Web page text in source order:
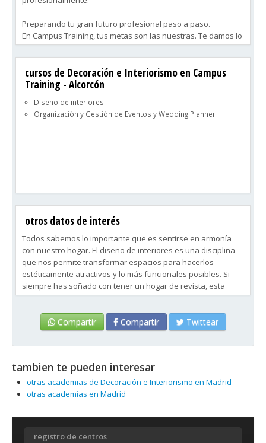
Preparando tu gran futuro profesional paso a paso.
En Campus Training, tus metas son las nuestras. Te damos lo
necesario para que, al terminar tu preparación, trabajes en
tu campo y emprendas tu carrera profesional. Ya sea crecer
en tu empresa, buscar nuevas oportunidades o ampliar
conocimientos, te apoyamos en cada etapa. Nuestro objetivo
Un equipo de especialistas siempre a tu lado.
cursos de Decoración e Interiorismo en Campus
Training - Alcorcón
Diseño de interiores
Organización y Gestión de Eventos y Wedding Planner
otros datos de interés
Todos sabemos lo importante que es sentirse en armonía
con nuestro hogar. El diseño de interiores es una disciplina
que nos permite transformar espacios para hacerlos
estéticamente atractivos y lo más funcionales posibles. Si
siempre has soñado con tener un hogar de revista, esta
formación es perfecta para ti.
Campus Training te acerca su curso de Diseño de Interiores
para que explores los fundamentos del interiorismo, desde
su conceptualización hasta la puesta en práctica.
de un espacio, sino también a reflejar tu personalidad a
través del arte del diseño de interiores.
Compartir Compartir Twittear
tambien te pueden interesar
otras academias de Decoración e Interiorismo en Madrid
otras academias en Madrid
registro de centros